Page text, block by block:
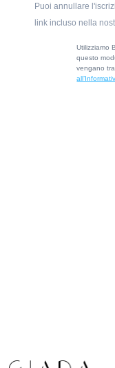
Puoi annullare
link incluso nella
Utilizziamo
questo
vengano